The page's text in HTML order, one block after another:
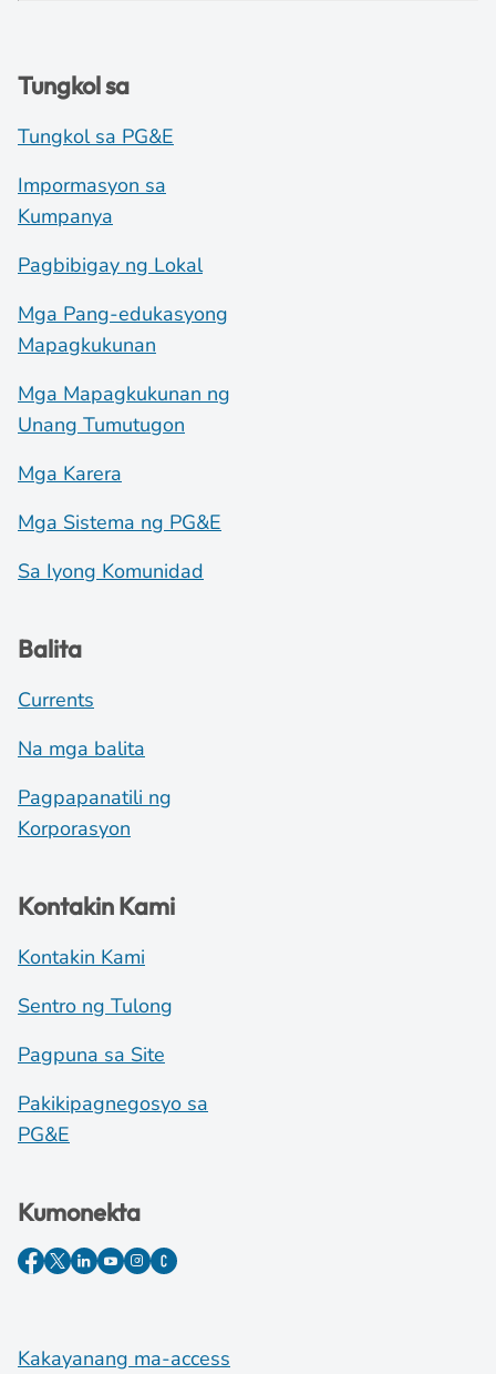
Tungkol sa
Tungkol sa PG&E
Impormasyon sa
Kumpanya
Pagbibigay ng Lokal
Mga Pang-edukasyong
Mapagkukunan
Mga Mapagkukunan ng
Unang Tumutugon
Mga Karera
Mga Sistema ng PG&E
Sa Iyong Komunidad
Balita
Currents
Na mga balita
Pagpapanatili ng
Korporasyon
Kontakin Kami
Kontakin Kami
Sentro ng Tulong
Pagpuna sa Site
Pakikipagnegosyo sa
PG&E
Kumonekta
Kakayanang ma-access